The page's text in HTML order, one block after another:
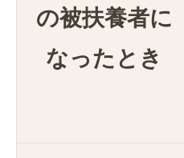
の被扶養者に
なったとき